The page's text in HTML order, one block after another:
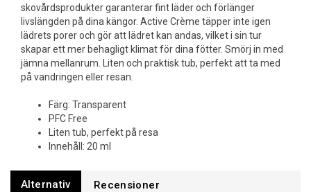
skovårdsprodukter garanterar fint läder och förlänger
livslängden på dina kängor. Active Crème täpper inte igen
lädrets porer och gör att lädret kan andas, vilket i sin tur
skapar ett mer behagligt klimat för dina fötter. Smörj in med
jämna mellanrum. Liten och praktisk tub, perfekt att ta med
på vandringen eller resan.
Färg: Transparent
PFC Free
Liten tub, perfekt på resa
Innehåll: 20 ml
Alternativ Recensioner